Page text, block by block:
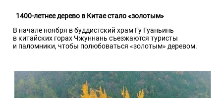
1400-летнее дерево в Китае стало «золотым»
В начале ноября в буддистский храм Гу Гуаньинь
в китайских горах Чжуннань съезжаются туристы
и паломники, чтобы полюбоваться «золотым» деревом.